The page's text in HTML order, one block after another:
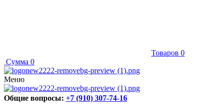
Товаров 0
Сумма 0
Меню
Общие вопросы: +7 (910) 307-74-16